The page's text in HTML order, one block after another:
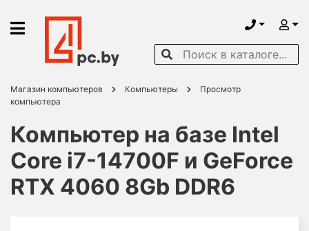
Магазин компьютеров Компьютеры
Просмотр
компьютера
Компьютер на базе Intel
Core i7-14700F и GeForce
RTX 4060 8Gb DDR6